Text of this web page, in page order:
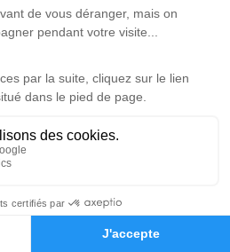
Hommages
à 10h30
Tuisat de Clermont-